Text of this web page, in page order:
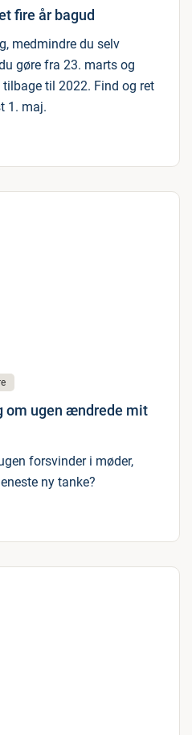
fire år bagud
medmindre du selv
gøre fra 23. marts og
til 2022. Find og ret
1. maj.
om ugen ændrede mit
forsvinder i møder,
ny tanke?